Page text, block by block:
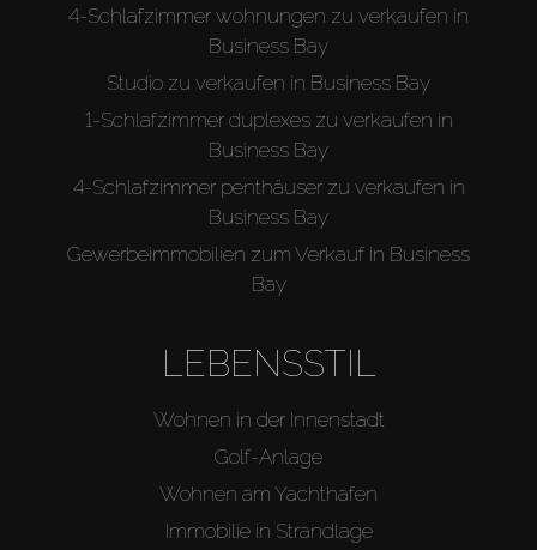
4-Schlafzimmer wohnungen zu verkaufen in
Business Bay
Studio zu verkaufen in Business Bay
1-Schlafzimmer duplexes zu verkaufen in
Business Bay
4-Schlafzimmer penthäuser zu verkaufen in
Business Bay
Gewerbeimmobilien zum Verkauf in Business
Bay
LEBENSSTIL
Wohnen in der Innenstadt
Golf-Anlage
Wohnen am Yachthafen
Immobilie in Strandlage